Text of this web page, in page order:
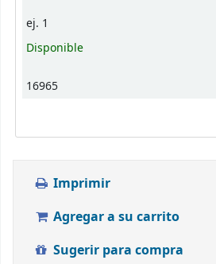
ej. 1
Disponible
16965
Imprimir
Agregar a su carrito
Sugerir para compra